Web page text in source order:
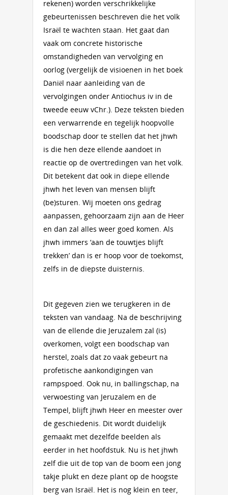
rekenen) worden verschrikkelijke
gebeurtenissen beschreven die het volk
Israël te wachten staan. Het gaat dan
vaak om concrete historische
omstandigheden van vervolging en
oorlog (vergelijk de visioenen in het boek
Daniël naar aanleiding van de
vervolgingen onder Antiochus iv in de
tweede eeuw vChr.). Deze teksten bieden
een verwarrende en tegelijk hoopvolle
boodschap door te stellen dat het jhwh
is die hen deze ellende aandoet in
reactie op de overtredingen van het volk.
Dit betekent dat ook in diepe ellende
jhwh het leven van mensen blijft
(be)sturen. Wij moeten ons gedrag
aanpassen, gehoorzaam zijn aan de Heer
en dan zal alles weer goed komen. Als
jhwh immers ‘aan de touwtjes blijft
trekken’ dan is er hoop voor de toekomst,
zelfs in de diepste duisternis.
Dit gegeven zien we terugkeren in de
teksten van vandaag. Na de beschrijving
van de ellende die Jeruzalem zal (is)
overkomen, volgt een boodschap van
herstel, zoals dat zo vaak gebeurt na
profetische aankondigingen van
rampspoed. Ook nu, in ballingschap, na
verwoesting van Jeruzalem en de
Tempel, blijft jhwh Heer en meester over
de geschiedenis. Dit wordt duidelijk
gemaakt met dezelfde beelden als
eerder in het hoofdstuk. Nu is het jhwh
zelf die uit de top van de boom een jong
takje plukt en deze plant op de hoogste
berg van Israël. Het is nog klein en teer,